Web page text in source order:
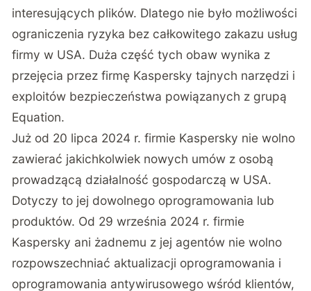
interesujących plików. Dlatego nie było możliwości
ograniczenia ryzyka bez całkowitego zakazu usług
firmy w USA. Duża część tych obaw wynika z
przejęcia przez firmę Kaspersky tajnych narzędzi i
exploitów bezpieczeństwa powiązanych z grupą
Equation.
Już od 20 lipca 2024 r. firmie Kaspersky nie wolno
zawierać jakichkolwiek nowych umów z osobą
prowadzącą działalność gospodarczą w USA.
Dotyczy to jej dowolnego oprogramowania lub
produktów. Od 29 września 2024 r. firmie
Kaspersky ani żadnemu z jej agentów nie wolno
rozpowszechniać aktualizacji oprogramowania i
oprogramowania antywirusowego wśród klientów,